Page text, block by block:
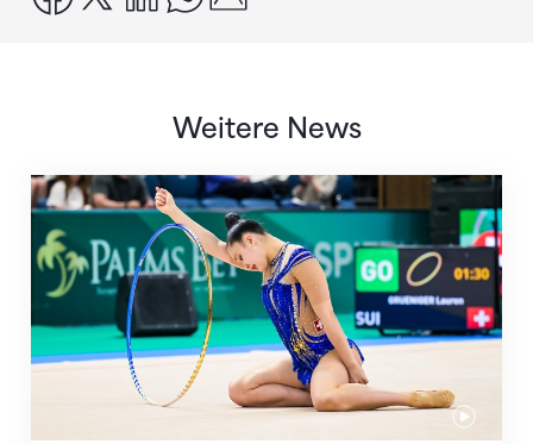
Weitere News
Nächster Halt: Weltmeisterschaft